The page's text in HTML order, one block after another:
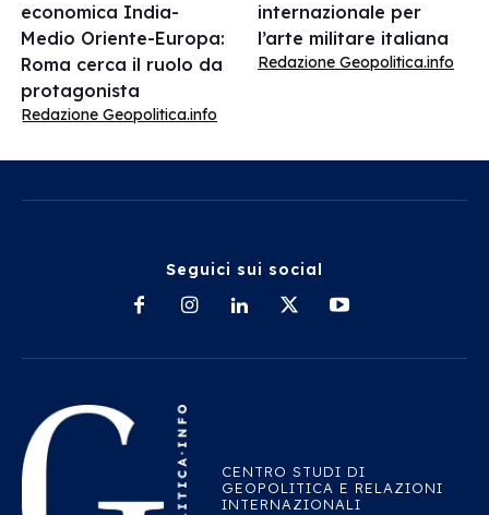
economica India-
Medio Oriente-Europa:
Roma cerca il ruolo da
protagonista
Redazione Geopolitica.info
internazionale per
l’arte militare italiana
Redazione Geopolitica.info
Seguici sui social
CENTRO STUDI DI
GEOPOLITICA E RELAZIONI
INTERNAZIONALI